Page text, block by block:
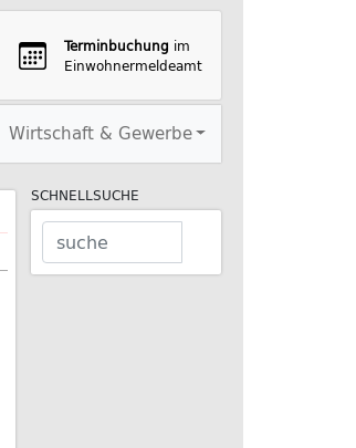
Terminbuchung im
Einwohnermeldeamt
Wirtschaft & Gewerbe
SCHNELLSUCHE